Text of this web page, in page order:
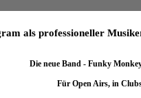
als professioneller
Die neue Band - Funky
Für Open Airs, in